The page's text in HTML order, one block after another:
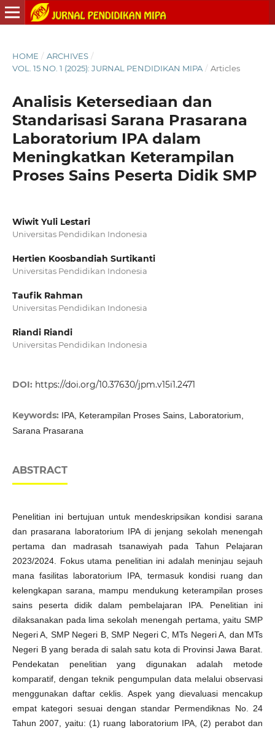
HOME / ARCHIVES /
VOL. 15 NO. 1 (2025): JURNAL PENDIDIKAN MIPA / Articles
Analisis Ketersediaan dan
Standarisasi Sarana Prasarana
Laboratorium IPA dalam
Meningkatkan Keterampilan
Proses Sains Peserta Didik SMP
Wiwit Yuli Lestari
Universitas Pendidikan Indonesia
Hertien Koosbandiah Surtikanti
Universitas Pendidikan Indonesia
Taufik Rahman
Universitas Pendidikan Indonesia
Riandi Riandi
Universitas Pendidikan Indonesia
DOI: https://doi.org/10.37630/jpm.v15i1.2471
Keywords: IPA, Keterampilan Proses Sains, Laboratorium,
Sarana Prasarana
ABSTRACT
Penelitian ini bertujuan untuk mendeskripsikan kondisi sarana
dan prasarana laboratorium IPA di jenjang sekolah menengah
pertama dan madrasah tsanawiyah pada Tahun Pelajaran
2023/2024. Fokus utama penelitian ini adalah meninjau sejauh
mana fasilitas laboratorium IPA, termasuk kondisi ruang dan
kelengkapan sarana, mampu mendukung keterampilan proses
sains peserta didik dalam pembelajaran IPA. Penelitian ini
dilaksanakan pada lima sekolah menengah pertama, yaitu SMP
Negeri A, SMP Negeri B, SMP Negeri C, MTs Negeri A, dan MTs
Negeri B yang berada di salah satu kota di Provinsi Jawa Barat.
Pendekatan penelitian yang digunakan adalah metode
komparatif, dengan teknik pengumpulan data melalui observasi
menggunakan daftar ceklis. Aspek yang dievaluasi mencakup
empat kategori sesuai dengan standar Permendiknas No. 24
Tahun 2007, yaitu: (1) ruang laboratorium IPA, (2) perabot dan